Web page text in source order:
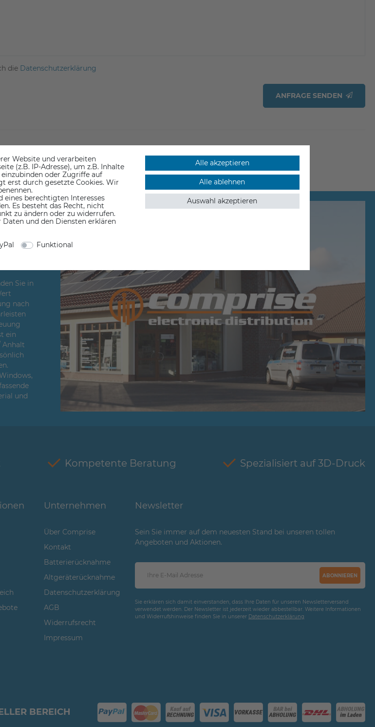
die Daten­schutz­erklärung
ANFRAGE SENDEN
Sie in
nach
ein
Anhalt
und
Kompetente Beratung Spezialisiert auf 3D-Druck
Unternehmen
Über Comprise
Kontakt
Batterierücknahme
Altgeräterücknahme
Datenschutzerklärung
AGB
Widerrufsrecht
Impressum
Newsletter
Sein Sie immer auf dem neuesten Stand bei unseren tollen
Angeboten und Aktionen.
ABONNIEREN
Sie erklären sich damit einverstanden, dass Ihre Daten für unseren Newsletterversand
verwendet werden. Der Newsletter ist jederzeit wieder abbestellbar. Weitere Informationen
und Widerrufshinweise finden Sie in unserer Daten­schutz­erklärung
BEREICH
Website und verarbeiten
(z.B. IP-Adresse), um z.B. Inhalte
oder Zugriffe auf
erst durch gesetzte Cookies. Wir
berechtigten Interesses
Es besteht das Recht, nicht
zu ändern oder zu widerrufen.
und den Diensten erklären
Funktional
Alle akzeptieren
Alle ablehnen
Auswahl akzeptieren